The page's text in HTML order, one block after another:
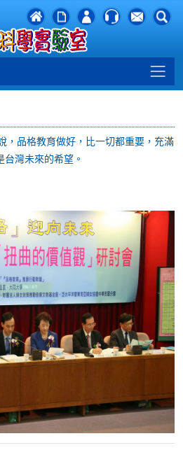
，品格教育做好，比一切都重要，充滿
灣未來的希望。